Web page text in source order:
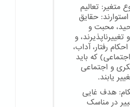
متغیر: تعالیم
حقایق
محبت و
و
رفتار، آداب،
که باید
و اجتماعی
یابند.
هدف غایی
در مناسک